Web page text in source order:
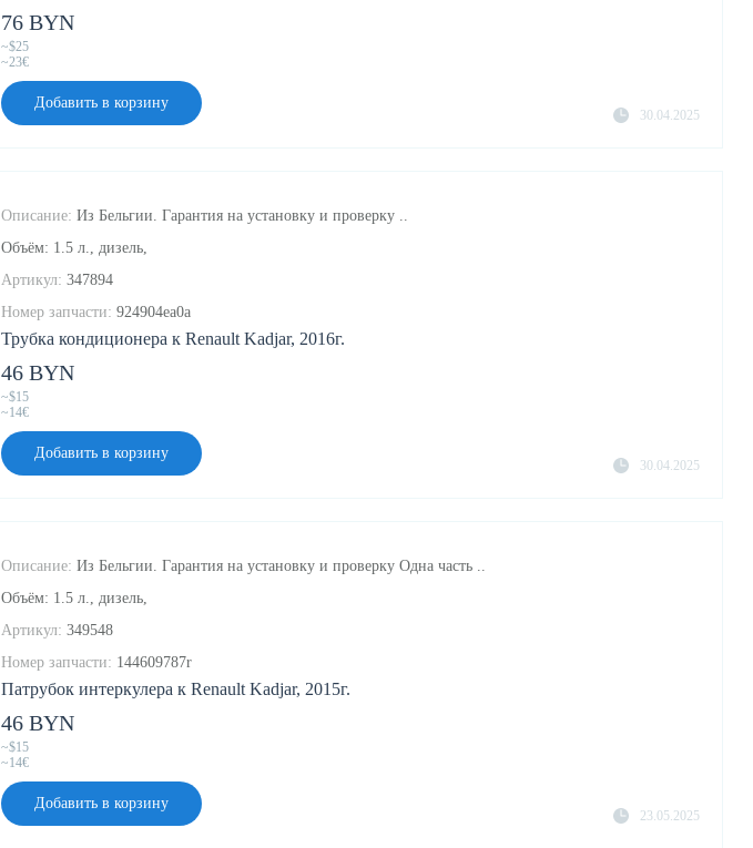
30.04.2025
76 BYN
~$25
~23€
Добавить в корзину
Трубка кондиционера к Renault Kadjar, 2016г.
Описание: Из Бельгии. Гарантия на установку и проверку ..
Объём: 1.5 л., дизель,
Артикул: 347894
Номер запчасти: 924904ea0a
30.04.2025
46 BYN
~$15
~14€
Добавить в корзину
Патрубок интеркулера к Renault Kadjar, 2015г.
Описание: Из Бельгии. Гарантия на установку и проверку Одна часть ..
Объём: 1.5 л., дизель,
Артикул: 349548
Номер запчасти: 144609787r
23.05.2025
46 BYN
~$15
~14€
Добавить в корзину